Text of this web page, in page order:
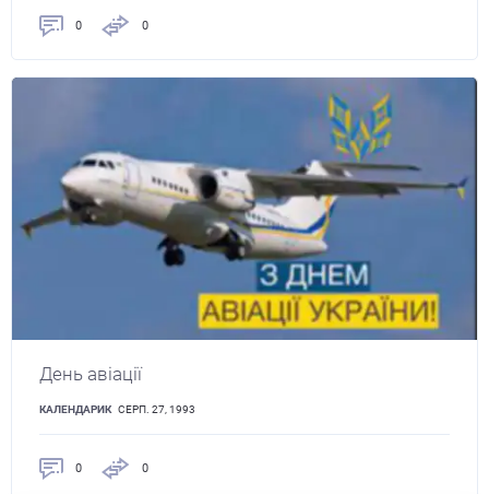
0 0
День авіації
КАЛЕНДАРИК СЕРП. 27, 1993
0 0